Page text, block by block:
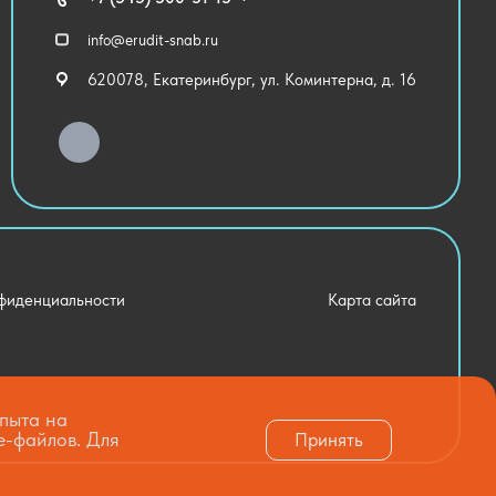
info@erudit-snab.ru
620078, Екатеринбург, ул. Коминтерна, д. 16
Карта сайта
на
файлов. Для
Принять